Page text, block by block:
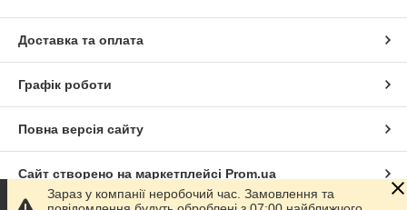
Доставка та оплата
Графік роботи
Повна версія сайту
Сайт створено на маркетплейсі Prom.ua
Зараз у компанії неробочий час. Замовлення та